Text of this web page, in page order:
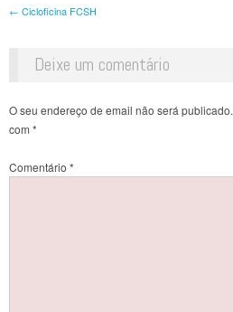
Post navigation
← Cicloficina FCSH
Deixe um comentário
O seu endereço de email não será publicado.
com *
Comentário *